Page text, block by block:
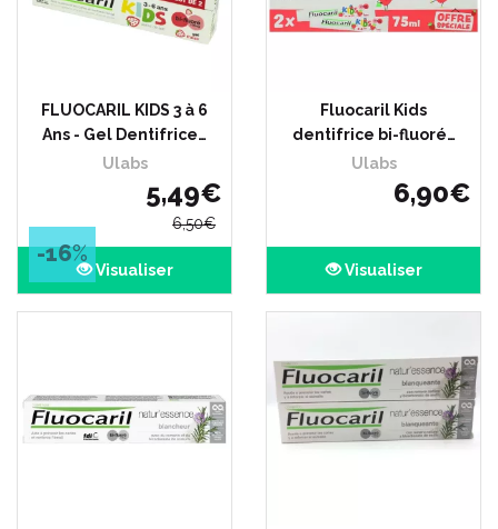
FLUOCARIL KIDS 3 à 6
Ans - Gel Dentifrice…
Ulabs
5,49€
6,50€
-16%
Visualiser
Fluocaril Kids
dentifrice bi-fluoré…
Ulabs
6,90€
Visualiser